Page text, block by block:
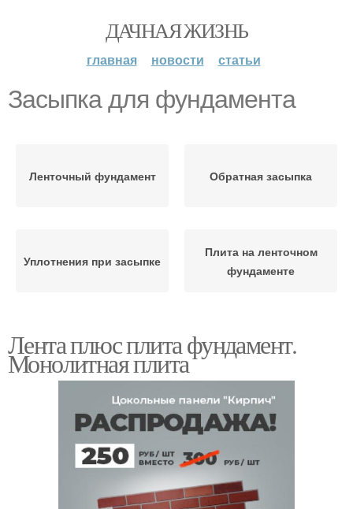
ДАЧНАЯ ЖИЗНЬ
главная новости статьи
Засыпка для фундамента
Ленточный фундамент Обратная засыпка
Уплотнения при засыпке
Плита на ленточном
фундаменте
Лента плюс плита фундамент.
Монолитная плита